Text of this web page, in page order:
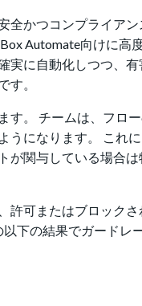
全かつコンプライアン
Automate向けに高
実に自動化しつつ、有
す。
す。 チームは、フロー
うになります。 これに
が関与している場合は
許可またはブロックさ
以下の結果でガードレ